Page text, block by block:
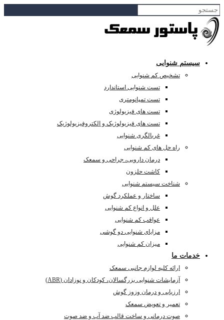
سیستم شنوایی
تشخیص کم شنوایی
تست شنوایی استاندارد
تست تمپانومتری
تست های فیزیولوژی
تست های فیزیولوژیک و الکتروفیزیولوژیک
غربالگری شنوایی
راه حل های کم شنوایی
درمان دارویی، جراحی و سمعک
کاشت حلزون
شناخت سیستم شنوایی
ساختار و عملکرد گوش
علل و انواع کم شنوایی
عواقب کم شنوایی
مزایای شنوایی دو گوشی
میزان کم شنوایی
خدمات ما
ارائه کلیه لوازم جانبی سمعک
آزمایشات شنوایی بزرگسالان، کودکان و نوزادان (ABR)
ارزیابی و درمان وزوز گوش
تعمیر و تعویض سمعک
صوت درمانی و ساخت قالب ضد آب و ضد صوت